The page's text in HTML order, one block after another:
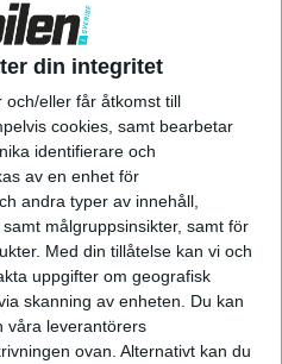
din integritet
och/eller får åtkomst till
cookies, samt bearbetar
identifierare och
av en enhet för
andra typer av innehåll,
målgruppsinsikter, samt för
Med din tillåtelse kan vi och
uppgifter om geografisk
skanning av enheten. Du kan
våra leverantörers
ovan. Alternativt kan du
Villa,
till
är
som faktiskt
Hur
för det
in...